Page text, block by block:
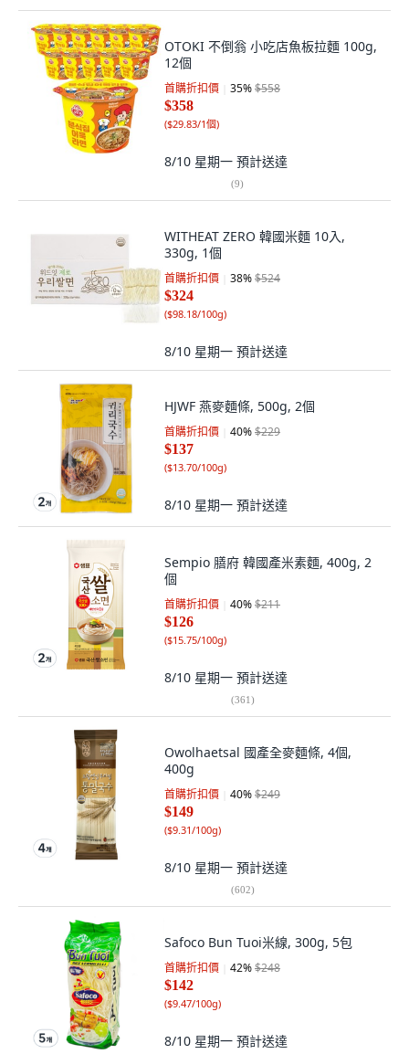
OTOKI 不倒翁 小吃店魚板拉麵 100g,
12個
首購折扣價 35%$558
$358
($29.83/1個)
8/10 星期一 預計送達
(9)
WITHEAT ZERO 韓國米麵 10入,
330g, 1個
首購折扣價 38%$524
$324
($98.18/100g)
8/10 星期一 預計送達
HJWF 燕麥麵條, 500g, 2個
首購折扣價 40%$229
$137
($13.70/100g)
8/10 星期一 預計送達
Sempio 膳府 韓國產米素麵, 400g, 2
個
首購折扣價 40%$211
$126
($15.75/100g)
8/10 星期一 預計送達
(361)
Owolhaetsal 國產全麥麵條, 4個,
400g
首購折扣價 40%$249
$149
($9.31/100g)
8/10 星期一 預計送達
(602)
Safoco Bun Tuoi米線, 300g, 5包
首購折扣價 42%$248
$142
($9.47/100g)
8/10 星期一 預計送達